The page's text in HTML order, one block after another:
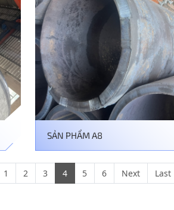
SẢN PHẨM A8
1 2 3 4 5 6 Next Last